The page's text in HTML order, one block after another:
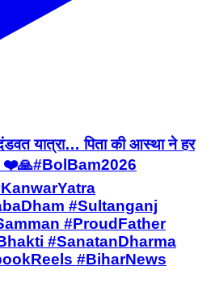
यात्रा… पिता की आस्था ने हर
❤️🙏#BolBam2026
#Sultanganj
#ProudFather
#SanatanDharma
#BiharNews